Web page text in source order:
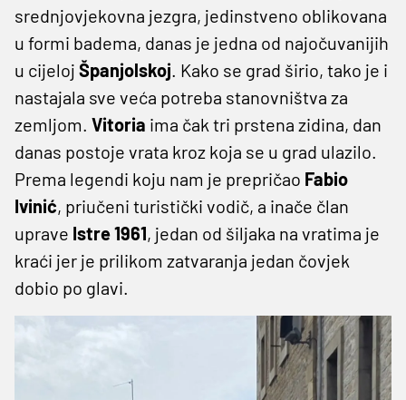
srednjovjekovna jezgra, jedinstveno oblikovana
u formi badema, danas je jedna od najočuvanijih
u cijeloj Španjolskoj. Kako se grad širio, tako je i
nastajala sve veća potreba stanovništva za
zemljom. Vitoria ima čak tri prstena zidina, dan
danas postoje vrata kroz koja se u grad ulazilo.
Prema legendi koju nam je prepričao Fabio
Ivinić, priučeni turistički vodič, a inače član
uprave Istre 1961, jedan od šiljaka na vratima je
kraći jer je prilikom zatvaranja jedan čovjek
dobio po glavi.